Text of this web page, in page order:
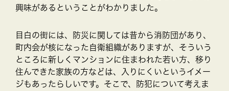
興味があるということがわかりました。
目白の街には、防災に関しては昔から消防団があり、
町内会が核になった自衛組織がありますが、そういう
ところに新しくマンションに住まわれた若い方、移り
住んできた家族の方などは、入りにくいというイメー
ジもあったらしいです。そこで、防犯について考えま